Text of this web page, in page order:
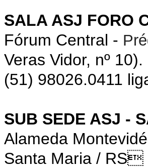
SALA ASJ FORO
Fórum Central -
Veras Vidor, nº 10).
(51) 98026.0411
SUB SEDE ASJ -
Alameda
Santa Maria / RS